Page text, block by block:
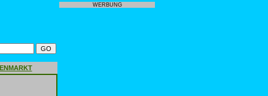
WERBUNG